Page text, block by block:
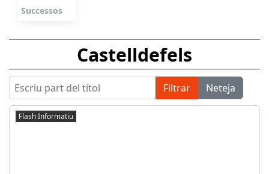
Successos
Castelldefels
Escriu part del títol Filtrar Neteja
Flash Informatiu